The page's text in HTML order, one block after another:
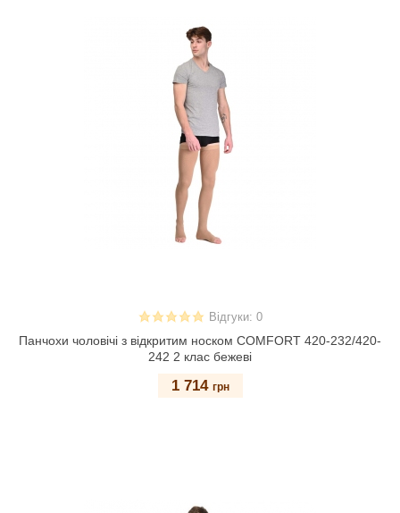
Відгуки: 0
Панчохи чоловічі з відкритим носком COMFORT 420-232/420-
242 2 клас бежеві
1 714 грн